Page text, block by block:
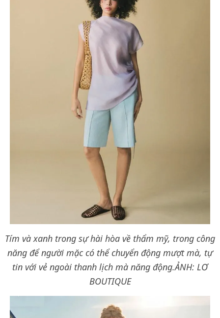
Tím và xanh trong sự hài hòa về thẩm mỹ, trong công
năng để người mặc có thể chuyển động mượt mà, tự
tin với vẻ ngoài thanh lịch mà năng động.ẢNH: LƠ
BOUTIQUE